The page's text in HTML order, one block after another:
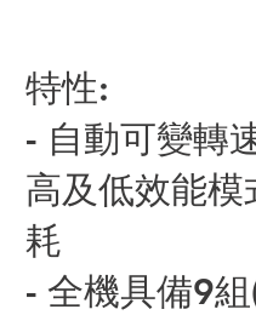
特性:
- 自動可變轉
高及低效能
耗
- 全機具備9